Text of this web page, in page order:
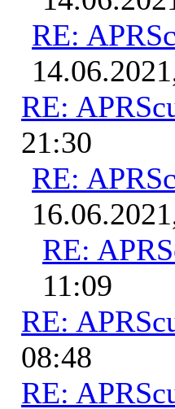
RE:
RE:
21:30
RE:
RE:
11:09
RE:
08:48
RE: